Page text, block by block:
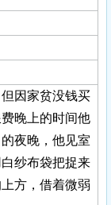
因家贫没钱买
晚上的时间他
夜晚，他见室
纱布袋把捉来
方，借着微弱